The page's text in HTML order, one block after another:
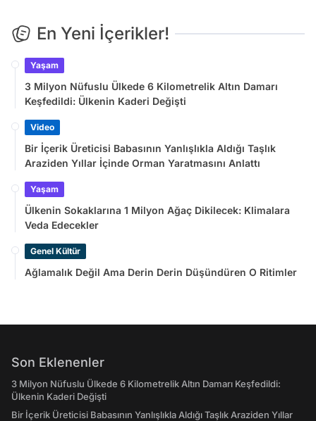
En Yeni İçerikler!
Yaşam
3 Milyon Nüfuslu Ülkede 6 Kilometrelik Altın Damarı
Keşfedildi: Ülkenin Kaderi Değişti
Video
Bir İçerik Üreticisi Babasının Yanlışlıkla Aldığı Taşlık
Araziden Yıllar İçinde Orman Yaratmasını Anlattı
Yaşam
Ülkenin Sokaklarına 1 Milyon Ağaç Dikilecek: Klimalara
Veda Edecekler
Genel Kültür
Ağlamalık Değil Ama Derin Derin Düşündüren O Ritimler
Son Eklenenler
3 Milyon Nüfuslu Ülkede 6 Kilometrelik Altın Damarı Keşfedildi:
Ülkenin Kaderi Değişti
Bir İçerik Üreticisi Babasının Yanlışlıkla Aldığı Taşlık Araziden Yıllar